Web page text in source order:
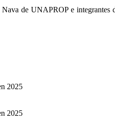
de UNAPROP e integrantes